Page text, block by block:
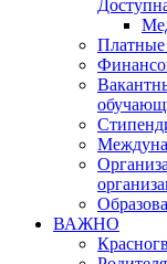
Платные
ВАЖНО